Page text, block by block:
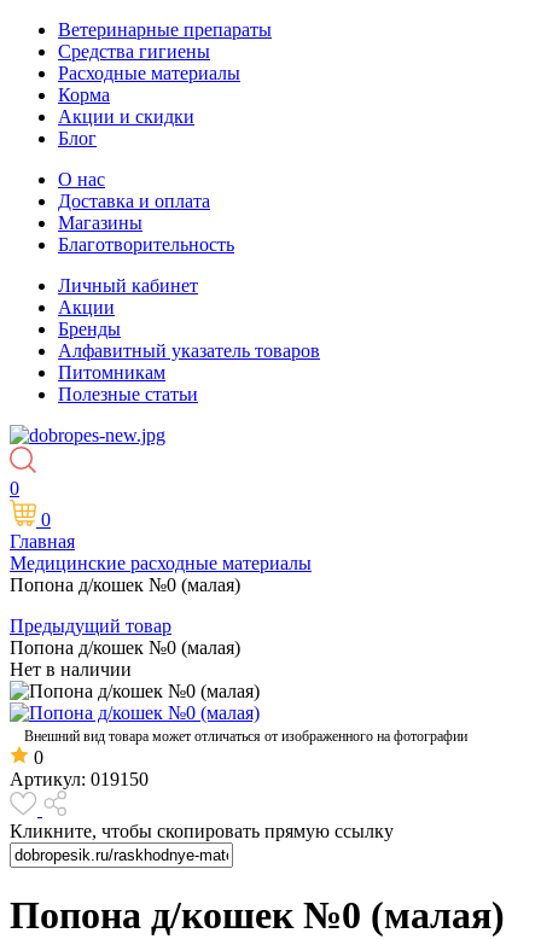
Ветeринарные препараты
Средства гигиены
Расходные материалы
Корма
Акции и скидки
Блог
О нас
Доставка и оплата
Магазины
Благотворительность
Личный кабинет
Акции
Бренды
Алфавитный указатель товаров
Питомникам
Полезные статьи
0
0
Главная
Медицинские расходные материалы
Попона д/кошек №0 (малая)
Предыдущий товар
Попона д/кошек №0 (малая)
Нет в наличии
Внешний вид товара может отличаться от изображенного на фотографии
0
Артикул: 019150
Кликните, чтобы скопировать прямую ссылку
Попона д/кошек №0 (малая)